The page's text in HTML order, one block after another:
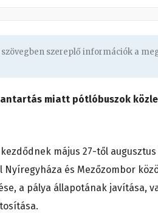
szövegben szereplő információk a
miatt pótlóbuszok
május 27-től
és Mezőzombor
a pálya állapotának javítása,